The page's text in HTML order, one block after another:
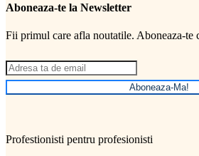
Aboneaza-te la Newsletter
Fii primul care afla noutatile. Aboneaza-te
Aboneaza-Ma!
Profestionisti pentru profesionisti